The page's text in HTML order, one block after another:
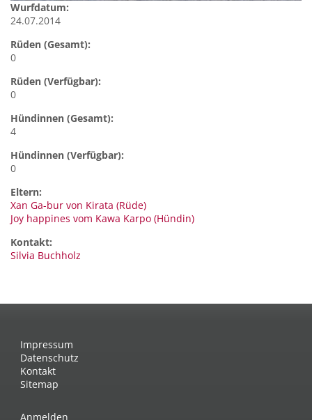
Wurfdatum:
24.07.2014
Rüden (Gesamt):
0
Rüden (Verfügbar):
0
Hündinnen (Gesamt):
4
Hündinnen (Verfügbar):
0
Eltern:
Xan Ga-bur von Kirata (Rüde)
Joy happines vom Kawa Karpo (Hündin)
Kontakt:
Silvia Buchholz
Impressum
Datenschutz
Kontakt
Sitemap
Anmelden